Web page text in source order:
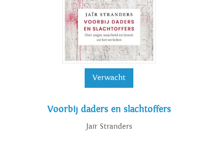
Verwacht
Voorbij daders en slachtoffers
Jaïr Stranders